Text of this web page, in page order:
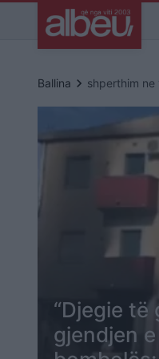
Ballina keyboard_arrow_right shperthim ne
“Djegie të
gjendjen